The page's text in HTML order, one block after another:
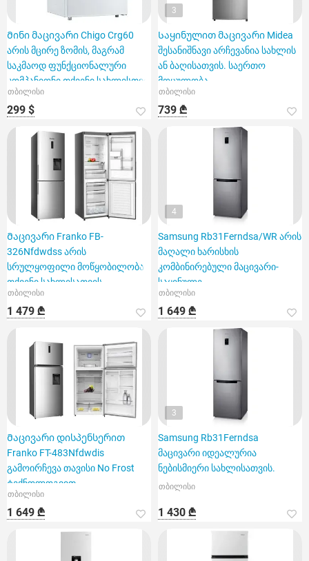
Მინი მაცივარი Chigo Crg60
არის მცირე ზომის, მაგრამ
საკმაოდ ფუნქციონალური
კომპანიონი თქვენი სახლისთვი
თბილისი
299 $
3
Საყინულით მაცივარი Midea
შესანიშნავი არჩევანია სახლის
ან ბაღისათვის. საერთო
მოცულობა -
თბილისი
739 ₾
Მაცივარი Franko FB-
326Nfdwdss არის
სრულყოფილი მოწყობილობა
თქვენი სახლისათვის.
თბილისი
1 479 ₾
4
Samsung Rb31Ferndsa/WR არის
მაღალი ხარისხის
კომბინირებული მაცივარი-
საყინულე
თბილისი
1 649 ₾
Მაცივარი დისპენსერით
Franko FT-483Nfdwdis
გამოირჩევა თავისი No Frost
ტექნოლოგიით
თბილისი
1 649 ₾
3
Samsung Rb31Ferndsa
მაცივარი იდეალურია
ნებისმიერი სახლისათვის.
თბილისი
1 430 ₾